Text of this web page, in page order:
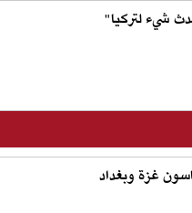
شيء لتركيا"
غزة وبغداد